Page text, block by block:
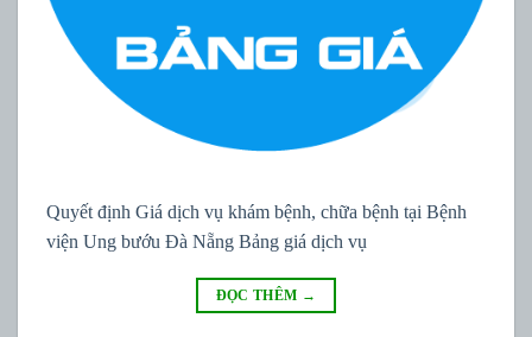
Quyết định Giá dịch vụ khám bệnh, chữa bệnh tại Bệnh
viện Ung bướu Đà Nẵng Bảng giá dịch vụ
ĐỌC THÊM →